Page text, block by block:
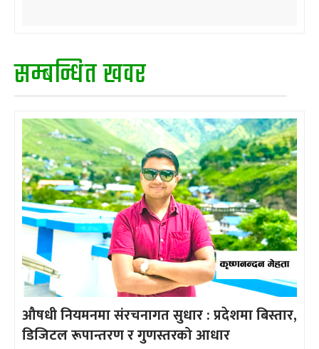
सम्बन्धित खवर
औषधी नियमनमा संरचनागत सुधार : प्रदेशमा बिस्तार,
डिजिटल रूपान्तरण र गुणस्तरको आधार